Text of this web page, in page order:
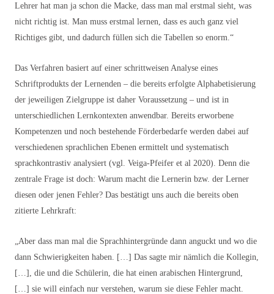
Lehrer hat man ja schon die Macke, dass man mal erstmal sieht, was
nicht richtig ist. Man muss erstmal lernen, dass es auch ganz viel
Richtiges gibt, und dadurch füllen sich die Tabellen so enorm.“
Das Verfahren basiert auf einer schrittweisen Analyse eines
Schriftprodukts der Lernenden – die bereits erfolgte Alphabetisierung
der jeweiligen Zielgruppe ist daher Voraussetzung – und ist in
unterschiedlichen Lernkontexten anwendbar. Bereits erworbene
Kompetenzen und noch bestehende Förderbedarfe werden dabei auf
verschiedenen sprachlichen Ebenen ermittelt und systematisch
sprachkontrastiv analysiert (vgl. Veiga-Pfeifer et al 2020). Denn die
zentrale Frage ist doch: Warum macht die Lernerin bzw. der Lerner
diesen oder jenen Fehler? Das bestätigt uns auch die bereits oben
zitierte Lehrkraft:
„Aber dass man mal die Sprachhintergründe dann anguckt und wo die
dann Schwierigkeiten haben. […] Das sagte mir nämlich die Kollegin,
[…], die und die Schülerin, die hat einen arabischen Hintergrund,
[…] sie will einfach nur verstehen, warum sie diese Fehler macht.